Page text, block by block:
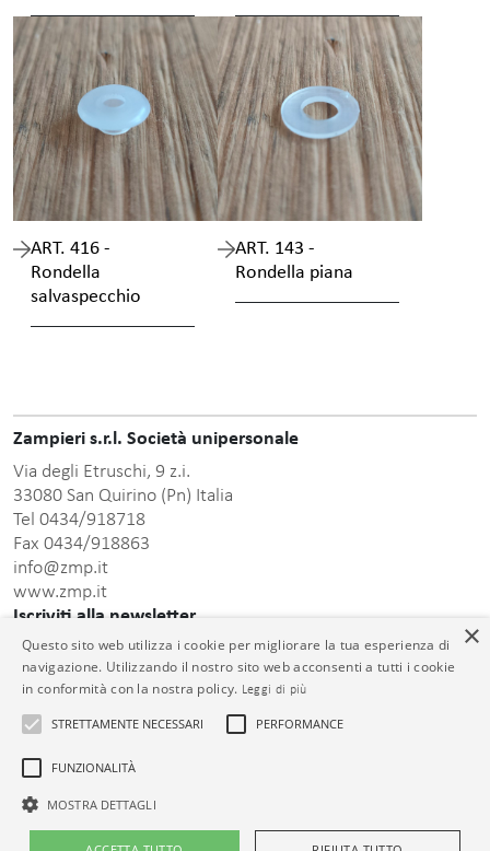
ART. 416 -
Rondella
salvaspecchio
ART. 143 -
Rondella piana
Zampieri s.r.l. Società unipersonale
Via degli Etruschi, 9 z.i.
33080 San Quirino (Pn) Italia
Tel 0434/918718
Fax 0434/918863
info@zmp.it
www.zmp.it
Iscriviti alla newsletter
Inserisci indirizzo Email
Dopo aver preso visione della presente
privacyacconsento al trattamento dei dati personali comunicati.
© Zampieri s.r.l. Unipersonale C.F. e P.IVA 01399000932 Cap. Soc. €
×
Questo sito web utilizza i cookie per migliorare la tua esperienza di
navigazione. Utilizzando il nostro sito web acconsenti a tutti i cookie
in conformità con la nostra policy. Leggi di più
STRETTAMENTE NECESSARI PERFORMANCE
FUNZIONALITÀ
MOSTRA DETTAGLI